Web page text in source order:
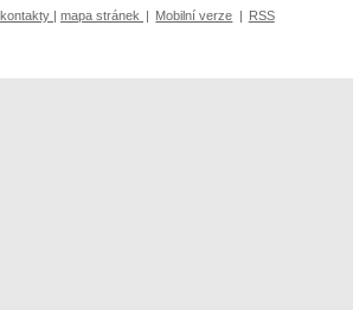
kontakty mapa stránek Mobilní verze RSS